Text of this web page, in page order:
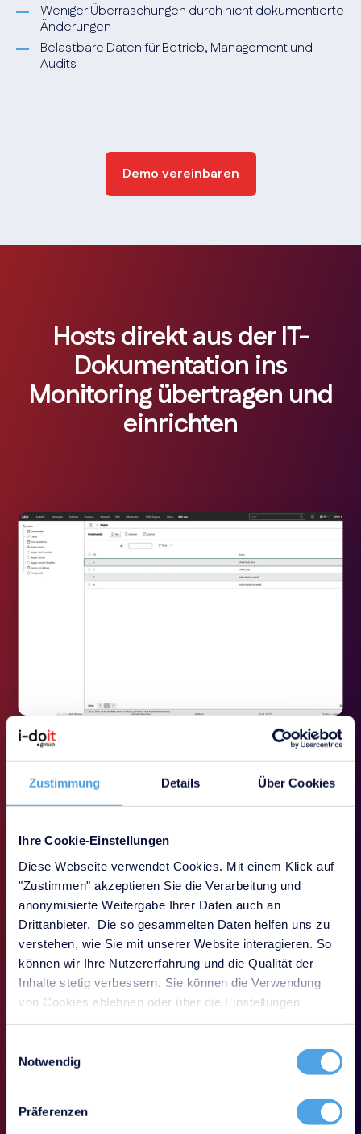
Zustimmung Details Über Cookies
Ihre Cookie-Einstellungen
Diese Webseite verwendet Cookies. Mit einem Klick auf
"Zustimmen" akzeptieren Sie die Verarbeitung und
anonymisierte Weitergabe Ihrer Daten auch an
Drittanbieter. Die so gesammelten Daten helfen uns zu
verstehen, wie Sie mit unserer Website interagieren. So
können wir Ihre Nutzererfahrung und die Qualität der
Inhalte stetig verbessern. Sie können die Verwendung
von Cookies ablehnen oder über die Einstellungen
Notwendig
Präferenzen
Weniger Überraschungen durch nicht dokumentierte
Änderungen
Belastbare Daten für Betrieb, Management und
Audits
Demo vereinbaren
Hosts direkt aus der IT-
Dokumentation ins
Monitoring übertragen und
einrichten
Wie werden Hosts aus der IT-Dokumentation direkt
ins Monitoring übernommen?
Das doppelte Anlegen und Pflegen von Hosts in CMDB
und Monitoring führt zu Inkonsistenzen, Fehlern und
unnötigem Aufwand — insbesondere in dynamischen
Umgebungen.
i-doit definiert Systeme, Hosts und Services zentral in
der CMDB und übergibt diese automatisiert an
angebundene Monitoring-Lösungen. Struktur, Zuordnung
und Verantwortlichkeiten kommen aus i-doit, während
das Monitoring Status, Messwerte und Ereignisse liefert.
So bleibt die CMDB die führende Instanz, das Monitoring
die operative Ergänzung.
Zentrale Quelle für alle überwachten Systeme
Kein doppeltes Anlegen von Hosts oder Services
Weniger Fehler durch Wegfall manueller Pflege